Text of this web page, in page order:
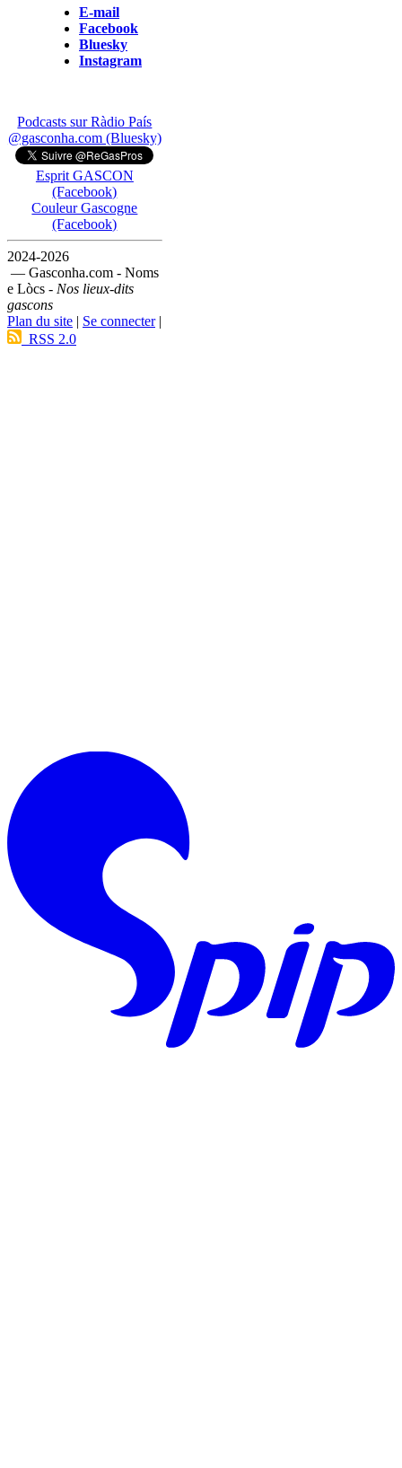
E-mail
Facebook
Bluesky
Instagram
Podcasts sur Ràdio País
@gasconha.com (Bluesky)
Esprit GASCON
(Facebook)
Couleur Gascogne
(Facebook)
2024-2026
— Gasconha.com - Noms
e Lòcs - Nos lieux-dits
gascons
Plan du site | Se connecter|
RSS 2.0